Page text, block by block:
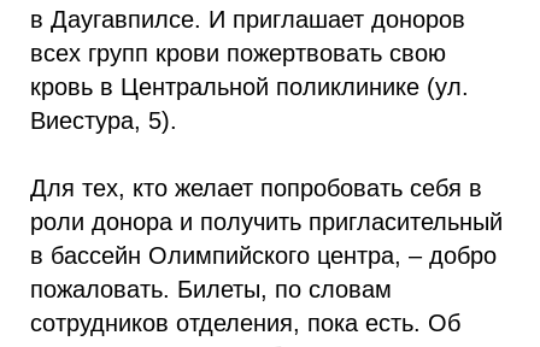
в Даугавпилсе. И приглашает доноров
всех групп крови пожертвовать свою
кровь в Центральной поликлинике (ул.
Виестура, 5).
Для тех, кто желает попробовать себя в
роли донора и получить пригласительный
в бассейн Олимпийского центра, – добро
пожаловать. Билеты, по словам
сотрудников отделения, пока есть. Об